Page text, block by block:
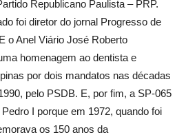
Republicano Paulista – PRP.
foi diretor do jornal Progresso de
o Anel Viário José Roberto
homenagem ao dentista e
por dois mandatos nas décadas
pelo PSDB. E, por fim, a SP-065
I porque em 1972, quando foi
os 150 anos da